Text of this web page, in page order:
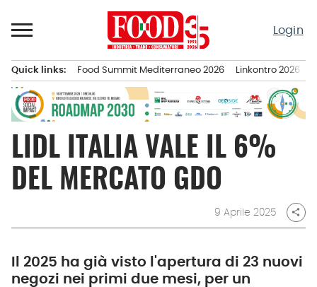
al
Login
principale
Quick links: Food Summit Mediterraneo 2026 Linkontro 2026
LIDL ITALIA VALE IL 6%
DEL MERCATO GDO
9 Aprile 2025 share
Il 2025 ha già visto l'apertura di 23 nuovi
negozi nei primi due mesi, per un